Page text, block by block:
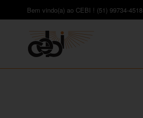
Bem vindo(a) ao CEBI ! (51) 99734-4518